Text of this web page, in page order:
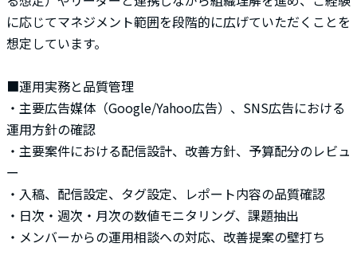
に応じてマネジメント範囲を段階的に広げていただくことを
想定しています。
■運用実務と品質管理
・主要広告媒体（Google/Yahoo広告）、SNS広告における
運用方針の確認
・主要案件における配信設計、改善方針、予算配分のレビュ
ー
・入稿、配信設定、タグ設定、レポート内容の品質確認
・日次・週次・月次の数値モニタリング、課題抽出
・メンバーからの運用相談への対応、改善提案の壁打ち